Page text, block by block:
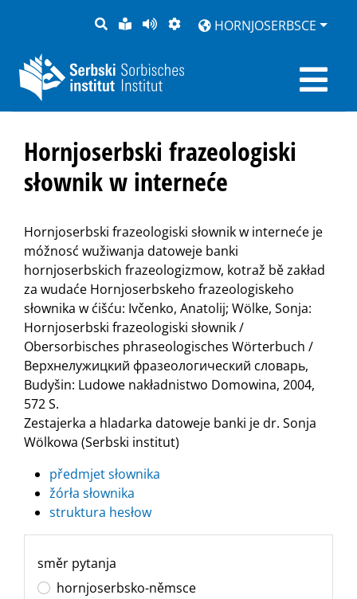
PYTANJE
LOCHKA
RĚČ
STRONU
PŘEDČITAĆ
ZWOBRAZNJENJE
HORNJOSERBSCE
Hornjoserbski frazeologiski
słownik w interneće
Hornjoserbski frazeologiski słownik w interneće je
móžnosć wužiwanja datoweje banki
hornjoserbskich frazeologizmow, kotraž bě zakład
za wudaće Hornjoserbskeho frazeologiskeho
słownika w ćišću: Ivčenko, Anatolij; Wölke, Sonja:
Hornjoserbski frazeologiski słownik /
Obersorbisches phraseologisches Wörterbuch /
Верхнелужицкий фразеологический словарь,
Budyšin: Ludowe nakładnistwo Domowina, 2004,
572 S.
Zestajerka a hladarka datoweje banki je dr. Sonja
Wölkowa (Serbski institut)
předmjet słownika
žórła słownika
struktura hesłow
směr pytanja
hornjoserbsko-němsce